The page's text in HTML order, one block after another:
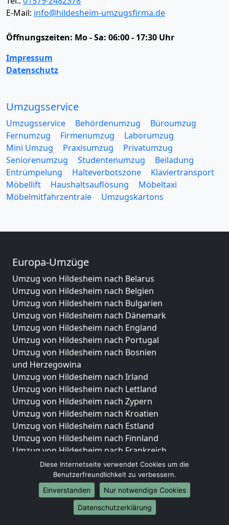
E-Mail: info@hildesheim-umzugsfirma.de
Öffnungszeiten: Mo - Sa: 06:00 - 17:30 Uhr
Impressum
Datenschutz
Umzugsservice
Umzugsservice Behördenumzug
Büroumzug
Fernumzug
Firmenumzug
Laborumzug
Mini Umzug
Praxisumzug
Privatumzug
Seniorenumzug
Studentenumzug
Beiladung
Entrümpelung
Halteverbotszone
Klaviertransport
Möbellift
Haushaltsauflösung
Möbeltaxi
Möbelmitfahrzentrale
Umzugskartons
Europa-Umzüge
Umzug von Hildesheim nach Belarus
Umzug von Hildesheim nach Belgien
Umzug von Hildesheim nach Bulgarien
Umzug von Hildesheim nach Dänemark
Umzug von Hildesheim nach England
Umzug von Hildesheim nach Portugal
Umzug von Hildesheim nach Bosnien
und Herzegowina
Umzug von Hildesheim nach Irland
Umzug von Hildesheim nach Lettland
Umzug von Hildesheim nach Zypern
Umzug von Hildesheim nach Kroatien
Umzug von Hildesheim nach Estland
Umzug von Hildesheim nach Finnland
Umzug von Hildesheim nach Frankreich
Umzug von Hildesheim nach Griechenland
Umzug von Hildesheim nach Italien
Umzug von Hildesheim nach Liechtenstein
Umzug von Hildesheim nach Luxemburg
Umzug von Hildesheim nach Niederlande
Diese Internetseite verwendet Cookies um die
Benutzerfreundlichkeit zu verbessern.
Einverstanden
Nur notwendige Cookies
Datenschutzerklärung